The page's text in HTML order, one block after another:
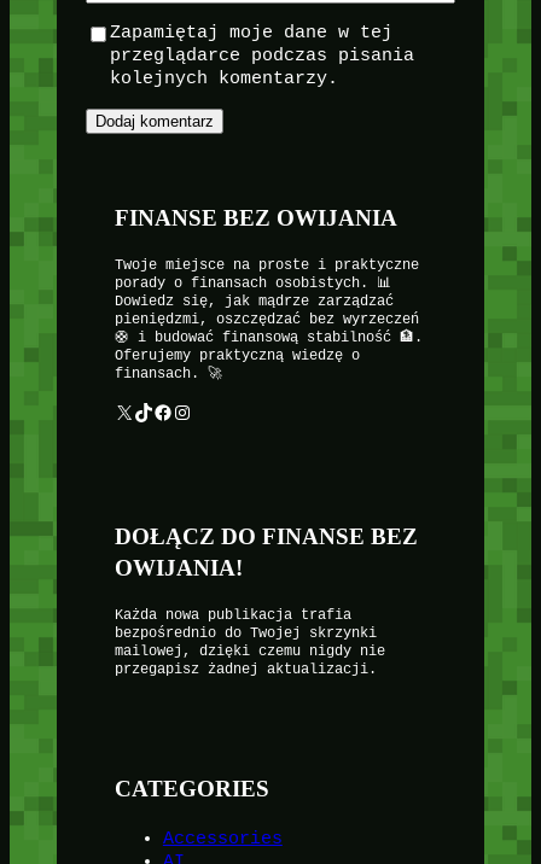
Zapamiętaj moje dane w tej
przeglądarce podczas pisania
kolejnych komentarzy.
FINANSE BEZ OWIJANIA
Twoje miejsce na proste i praktyczne
porady o finansach osobistych. 📊
Dowiedz się, jak mądrze zarządzać
pieniędzmi, oszczędzać bez wyrzeczeń
🛟 i budować finansową stabilność 🏦.
Oferujemy praktyczną wiedzę o
finansach. 🚀
X TikTok Facebook Instagram
DOŁĄCZ DO FINANSE BEZ
OWIJANIA!
Każda nowa publikacja trafia
bezpośrednio do Twojej skrzynki
mailowej, dzięki czemu nigdy nie
przegapisz żadnej aktualizacji.
CATEGORIES
Accessories